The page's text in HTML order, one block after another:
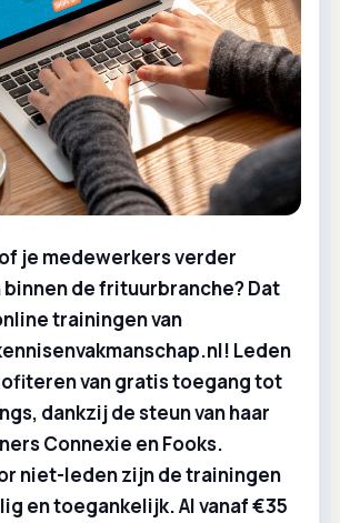
je medewerkers verder
de frituurbranche? Dat
trainingen van
Leden
van gratis toegang tot
dankzij de steun van haar
Connexie en Fooks.
niet-leden zijn de trainingen
en toegankelijk. Al vanaf €35